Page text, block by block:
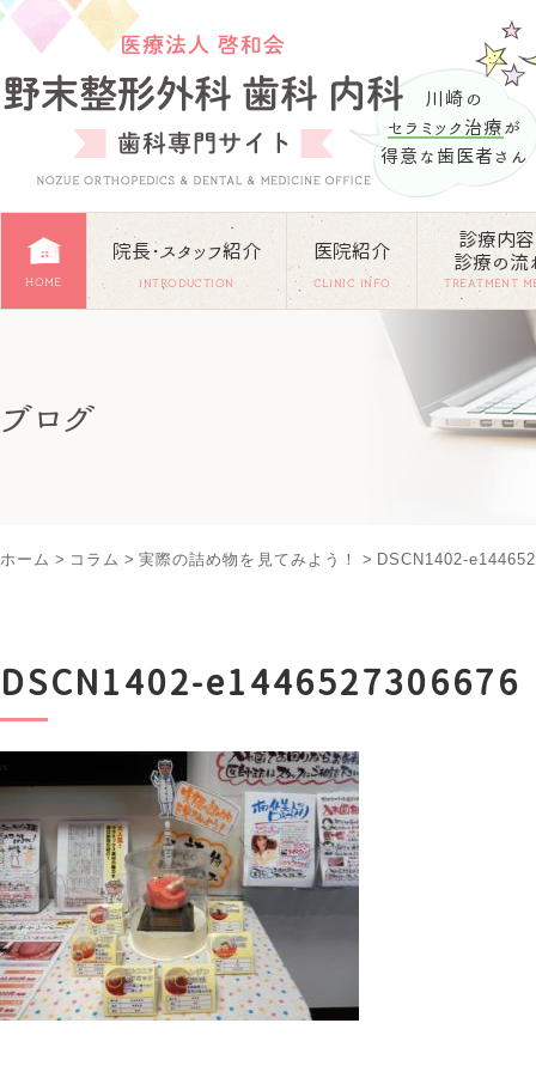
川崎の
セラミック治療 が
得意な歯医者さん
HOME
院長･スタッフ紹介
INTRODUCTION
医院紹介
CLINIC INFO
診療内
診療の流
TREATMENT
ブログ
ホーム > コラム >実際の詰め物を見てみよう！ > DSCN1402-
DSCN1402-e1446527306676